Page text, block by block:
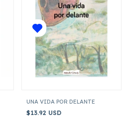
UNA VIDA POR DELANTE
$13.92 USD